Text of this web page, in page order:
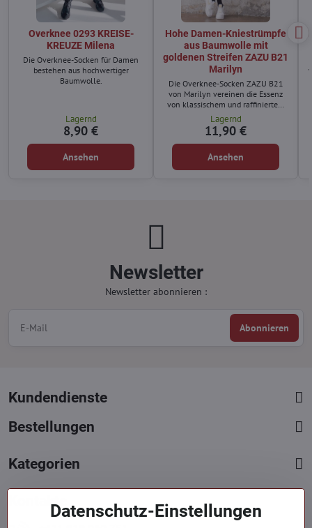
Overknee 0293 KREISE-
KREUZE Milena
Die Overknee-Socken für Damen
bestehen aus hochwertiger
Baumwolle.
Lagernd
8,90 €
Ansehen
Hohe Damen-Kniestrümpfe
aus Baumwolle mit
goldenen Streifen ZAZU B21
Marilyn
Die Overknee-Socken ZAZU B21
von Marilyn vereinen die Essenz
von klassischem und raffiniertem
Stil.
Lagernd
11,90 €
Ansehen
Newsletter
Newsletter abonnieren :
Abonnieren
Kundendienste
Bestellungen
Kategorien
KontakteDatenschutz-Einstellungen